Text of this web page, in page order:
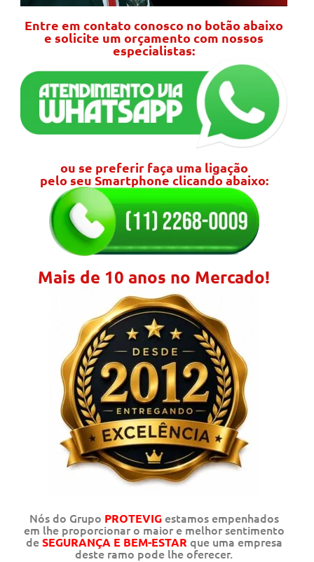
Entre em contato conosco no botão abaixo
e solicite um orçamento com nossos
especialistas:
ou se preferir faça uma ligação
pelo seu Smartphone clicando abaixo:
Mais de 10 anos no Mercado!
Nós do Grupo PROTEVIGestamos empenhados
em lhe proporcionar o maior e melhor sentimento
deSEGURANÇA E BEM-ESTAR que uma empresa
deste ramo pode lhe oferecer.